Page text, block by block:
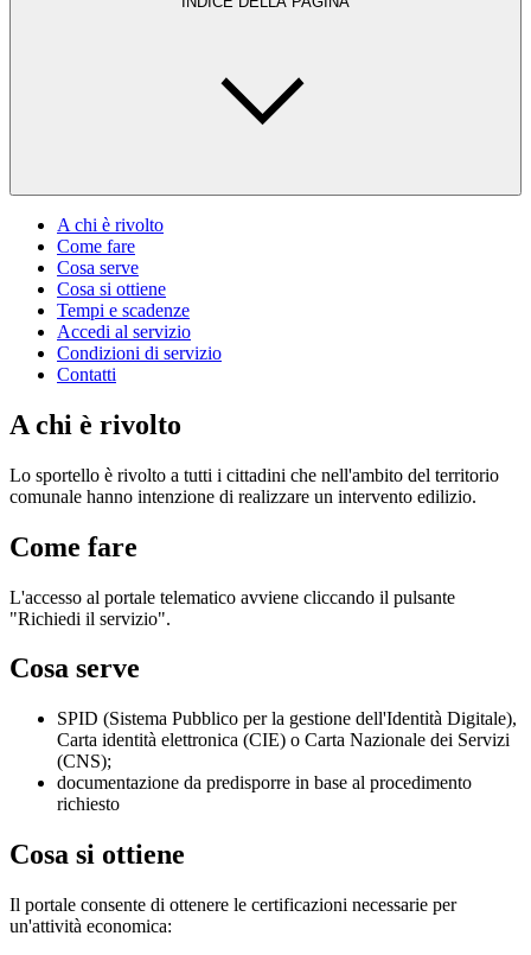
A chi è rivolto
Come fare
Cosa serve
Cosa si ottiene
Tempi e scadenze
Accedi al servizio
Condizioni di servizio
Contatti
A chi è rivolto
Lo sportello è rivolto a tutti i cittadini che nell'ambito del territorio
comunale hanno intenzione di realizzare un intervento edilizio.
Come fare
L'accesso al portale telematico avviene cliccando il pulsante
"Richiedi il servizio".
Cosa serve
SPID (Sistema Pubblico per la gestione dell'Identità Digitale),
Carta identità elettronica (CIE) o Carta Nazionale dei Servizi
(CNS);
documentazione da predisporre in base al procedimento
richiesto
Cosa si ottiene
Il portale consente di ottenere le certificazioni necessarie per
un'attività economica: